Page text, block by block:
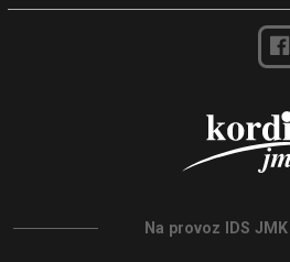
Na provoz IDS